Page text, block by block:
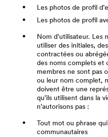
Les photos de profil
Les photos de profil
Nom d'utilisateur. Les
utiliser des initiales,
contractées ou
des noms complets et
membres ne sont pas
ou leur nom complet,
doivent être une
qu'ils utilisent dans la
n'autorisons pas :
Tout mot ou phrase
communautaires